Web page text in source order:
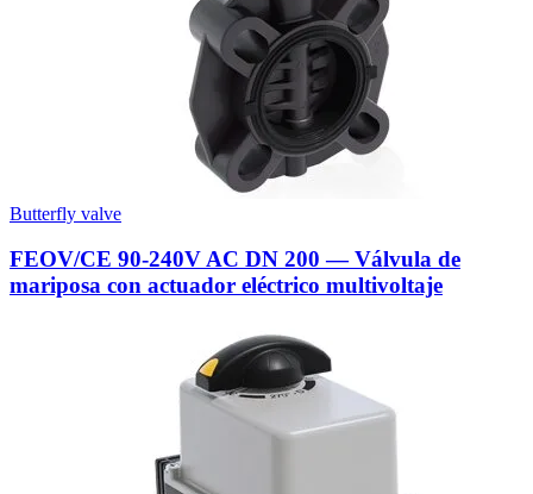
Butterfly valve
FEOV/CE 90-240V AC DN 200 — Válvula de
mariposa con actuador eléctrico multivoltaje